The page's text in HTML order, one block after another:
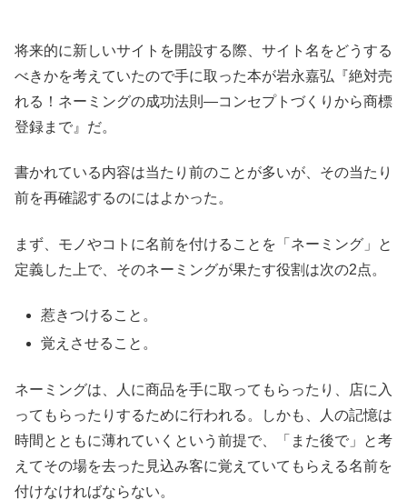
将来的に新しいサイトを開設する際、サイト名をどうする
べきかを考えていたので手に取った本が岩永嘉弘『絶対売
れる！ネーミングの成功法則―コンセプトづくりから商標
登録まで』だ。
書かれている内容は当たり前のことが多いが、その当たり
前を再確認するのにはよかった。
まず、モノやコトに名前を付けることを「ネーミング」と
定義した上で、そのネーミングが果たす役割は次の2点。
惹きつけること。
覚えさせること。
ネーミングは、人に商品を手に取ってもらったり、店に入
ってもらったりするために行われる。しかも、人の記憶は
時間とともに薄れていくという前提で、「また後で」と考
えてその場を去った見込み客に覚えていてもらえる名前を
付けなければならない。